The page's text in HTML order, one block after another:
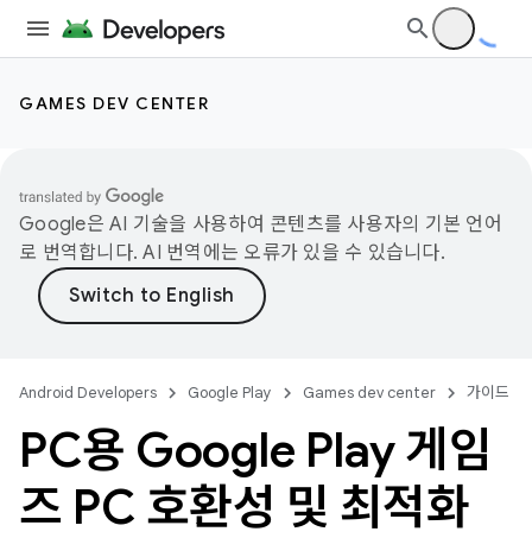
GAMES DEV CENTER
Google은 AI 기술을 사용하여 콘텐츠를 사용자의 기본 언어
로 번역합니다. AI 번역에는 오류가 있을 수 있습니다.
Android Developers Google Play Games dev center 가이드
PC용 Google Play 게임
즈 PC 호환성 및 최적화